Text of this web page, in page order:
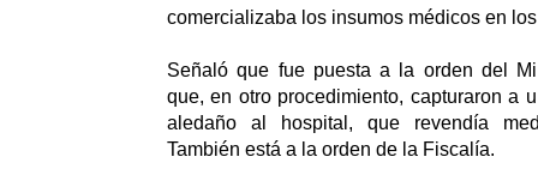
comercializaba los insumos médicos en
Señaló que fue puesta a la orden del
que, en otro procedimiento, capturaron a
aledaño al hospital, que revendía
También está a la orden de la Fiscalía.